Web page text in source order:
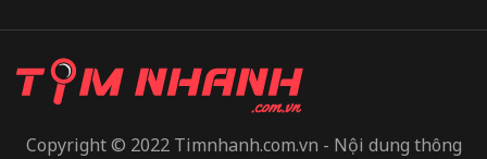
Copyright © 2022 Timnhanh.com.vn - Nội dung thông